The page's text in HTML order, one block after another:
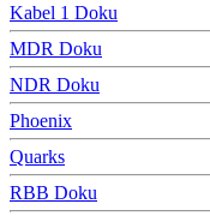
Kabel 1 Doku
MDR Doku
NDR Doku
Phoenix
Quarks
RBB Doku